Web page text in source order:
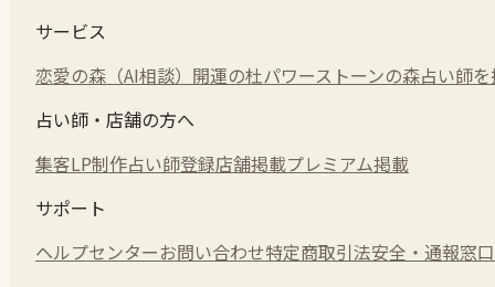
サービス
恋愛の森（AI相談） 開運の杜パワーストーンの森占い師
占い師・店舗の方へ
集客LP制作占い師登録店舗掲載プレミアム掲載
サポート
ヘルプセンターお問い合わせ特定商取引法安全・通報窓口